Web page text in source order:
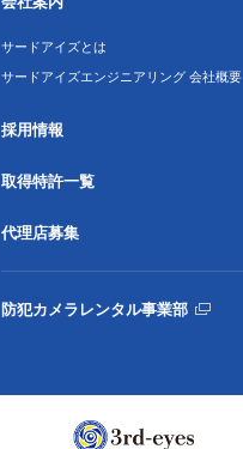
サードアイズとは
サードアイズエンジニアリング 会社概要
採用情報
取得特許一覧
代理店募集
防犯カメラレンタル事業部